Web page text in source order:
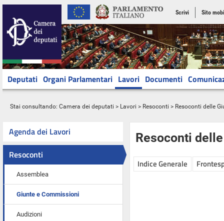
Scrivi Sito
Deputati Organi Parlamentari Lavori Documenti
Stai consultando: Camera dei deputati > Lavori > Resoconti > Resoconti delle
Agenda dei Lavori
Resoconti
Assemblea
Giunte e Commissioni
Audizioni
Resoconti
Indice Generale